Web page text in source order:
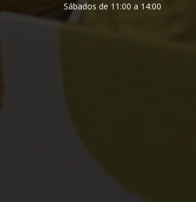
Sábados de 11:00 a 14:00